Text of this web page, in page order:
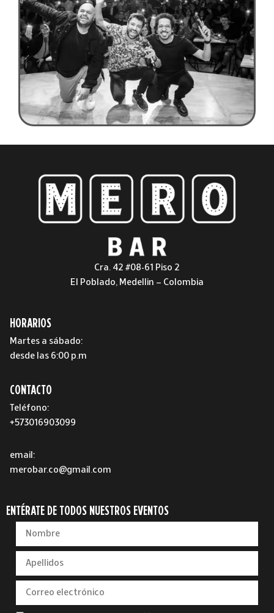
Cra. 42 #08-61 Piso 2
El Poblado, Medellin – Colombia
HORARIOS
Martes a sábado:
desde las 6:00 p.m
CONTACTO
Teléfono:
+573016903099
email:
merobar.co@gmail.com
ENTÉRATE DE TODOS NUESTROS EVENTOS